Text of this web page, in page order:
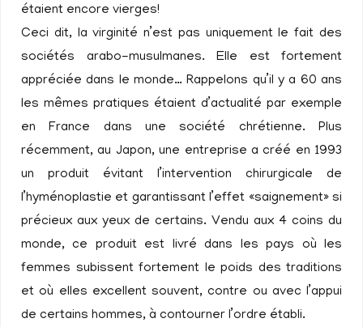
étaient encore vierges!
Ceci dit, la virginité n’est pas uniquement le fait des
sociétés arabo-musulmanes. Elle est fortement
appréciée dans le monde… Rappelons qu’il y a 60 ans
les mêmes pratiques étaient d’actualité par exemple
en France dans une société chrétienne. Plus
récemment, au Japon, une entreprise a créé en 1993
un produit évitant l’intervention chirurgicale de
l’hyménoplastie et garantissant l’effet «saignement» si
précieux aux yeux de certains. Vendu aux 4 coins du
monde, ce produit est livré dans les pays où les
femmes subissent fortement le poids des traditions
et où elles excellent souvent, contre ou avec l’appui
de certains hommes, à contourner l’ordre établi.